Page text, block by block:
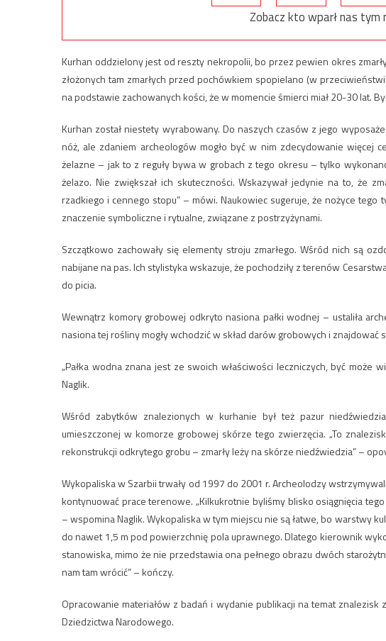
Zobacz kto wparł nas tym
Kurhan oddzielony jest od reszty nekropolii, bo przez pewien okres
złożonych tam zmarłych przed pochówkiem spopielano (w
na podstawie zachowanych kości, że w momencie śmierci miał 20-30 lat.
Kurhan został niestety wyrabowany. Do naszych czasów z jego
nóż, ale zdaniem archeologów mogło być w nim zdecydowanie więcej
żelazne – jak to z reguły bywa w grobach z tego okresu – tylko
żelazo. Nie zwiększał ich skuteczności. Wskazywał jedynie na to, że
rzadkiego i cennego stopu” – mówi. Naukowiec sugeruje, że nożyce tego
znaczenie symboliczne i rytualne, związane z postrzyżynami.
Szczątkowo zachowały się elementy stroju zmarłego. Wśród nich są
nabijane na pas. Ich stylistyka wskazuje, że pochodziły z terenów
do picia.
Wewnątrz komory grobowej odkryto nasiona pałki wodnej – ustaliła
nasiona tej rośliny mogły wchodzić w skład darów grobowych i znajdować
„Pałka wodna znana jest ze swoich właściwości leczniczych, być może
Naglik.
Wśród zabytków znalezionych w kurhanie był też pazur
umieszczonej w komorze grobowej skórze tego zwierzęcia. „To
rekonstrukcji odkrytego grobu – zmarły leży na skórze niedźwiedzia” –
Wykopaliska w Szarbii trwały od 1997 do 2001 r. Archeolodzy
kontynuować prace terenowe. „Kilkukrotnie byliśmy blisko osiągnięcia
– wspomina Naglik. Wykopaliska w tym miejscu nie są łatwe, bo warstwy
do nawet 1,5 m pod powierzchnię pola uprawnego. Dlatego kierownik
stanowiska, mimo że nie przedstawia ona pełnego obrazu dwóch
nam tam wrócić” – kończy.
Opracowanie materiałów z badań i wydanie publikacji na temat
Dziedzictwa Narodowego.